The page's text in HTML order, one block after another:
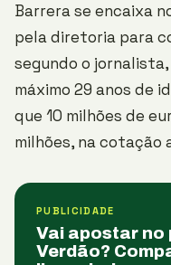
Barrera se encaixa
pela diretoria para
segundo o
máximo 29 anos de
que 10 milhões de
milhões, na cotação
PUBLICIDADE
Vai apostar no
Verdão?